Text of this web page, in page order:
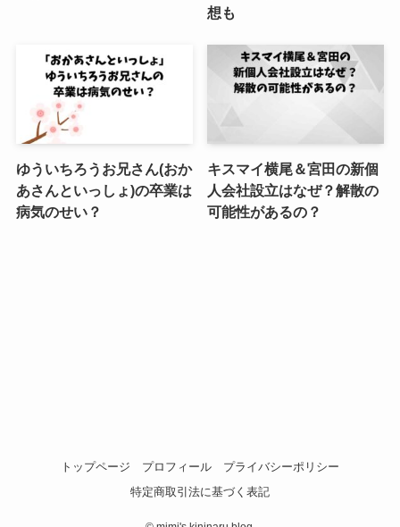
想も
ゆういちろうお兄さん(おか
あさんといっしょ)の卒業は
病気のせい？
キスマイ横尾＆宮田の新個
人会社設立はなぜ？解散の
可能性があるの？
トップページ プロフィール
プライバシーポリシー
特定商取引法に基づく表記